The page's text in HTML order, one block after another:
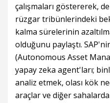
çalışmaları göstererek,
rüzgar tribünlerindeki
kalma sürelerinin
olduğunu paylaştı.
(Autonomous Asset
yapay zeka agent'ları;
analiz etmek, olası kök
araçlar ve diğer